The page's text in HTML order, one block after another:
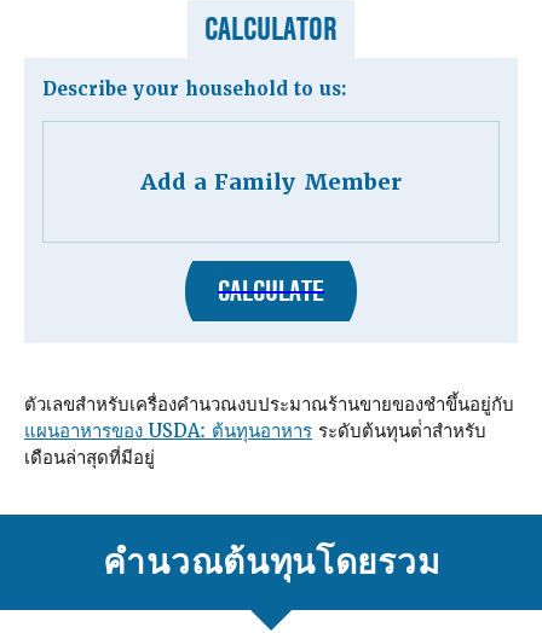
CALCULATOR
Describe your household to us:
Add a Family Member
CALCULATE
ตัวเลขสําหรับเครื่องคํานวณงบประมาณร้านขายของชําขึ้นอยู่กับ
แผนอาหารของ USDA: ต้นทุนอาหาร ระดับต้นทุนต่ําสําหรับ
เดือนล่าสุดที่มีอยู่
คํานวณต้นทุนโดยรวม